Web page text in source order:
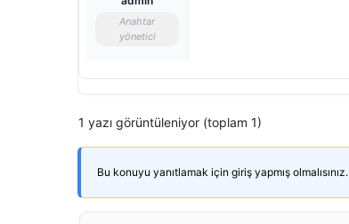
Anahtar
yönetici
1 yazı görüntüleniyor (toplam 1)
Bu konuyu yanıtlamak için giriş yapmış olmalısınız.